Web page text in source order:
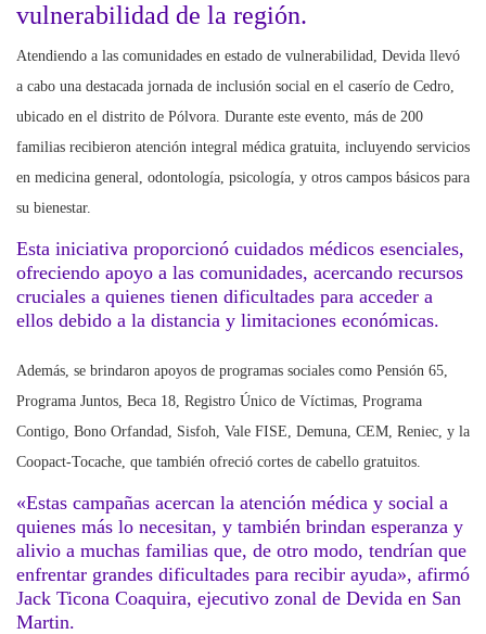
vulnerabilidad de la región.
Atendiendo a las comunidades en estado de vulnerabilidad, Devida llevó
a cabo una destacada jornada de inclusión social en el caserío de Cedro,
ubicado en el distrito de Pólvora. Durante este evento, más de 200
familias recibieron atención integral médica gratuita, incluyendo servicios
en medicina general, odontología, psicología, y otros campos básicos para
su bienestar.
Esta iniciativa proporcionó cuidados médicos esenciales,
ofreciendo apoyo a las comunidades, acercando recursos
cruciales a quienes tienen dificultades para acceder a
ellos debido a la distancia y limitaciones económicas.
Además, se brindaron apoyos de programas sociales como Pensión 65,
Programa Juntos, Beca 18, Registro Único de Víctimas, Programa
Contigo, Bono Orfandad, Sisfoh, Vale FISE, Demuna, CEM, Reniec, y la
Coopact-Tocache, que también ofreció cortes de cabello gratuitos.
«Estas campañas acercan la atención médica y social a
quienes más lo necesitan, y también brindan esperanza y
alivio a muchas familias que, de otro modo, tendrían que
enfrentar grandes dificultades para recibir ayuda», afirmó
Jack Ticona Coaquira, ejecutivo zonal de Devida en San
Martin.